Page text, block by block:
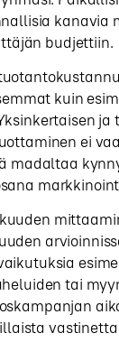
kanavia
budjettiin.
kuin
ja
ei
madaltaa
tai